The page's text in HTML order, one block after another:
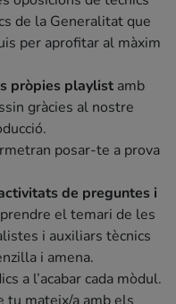
de la Generalitat que
per aprofitar al màxim
pròpies playlist amb
gràcies al nostre
posar-te a prova
de preguntes i
el temari de les
i auxiliars tècnics
i amena.
a l’acabar cada mòdul.